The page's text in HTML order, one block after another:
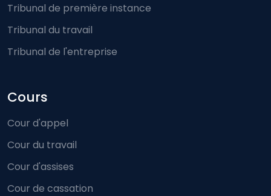
Tribunal de première instance
Tribunal du travail
Tribunal de l'entreprise
Cours
Cour d'appel
Cour du travail
Cour d'assises
Cour de cassation